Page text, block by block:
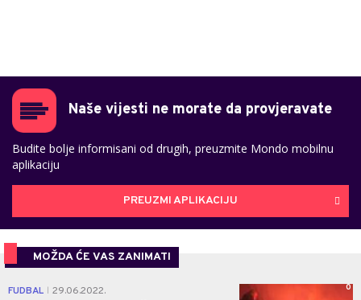
Naše vijesti ne morate da provjeravate
Budite bolje informisani od drugih, preuzmite Mondo mobilnu
aplikaciju
PREUZMI APLIKACIJU
MOŽDA ĆE VAS ZANIMATI
FUDBAL 29.06.2022. 0